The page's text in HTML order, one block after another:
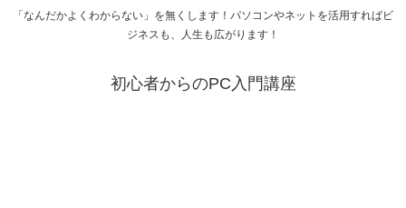
「なんだかよくわからない」を無くします！パソコンやネットを活用すればビ
ジネスも、人生も広がります！
初心者からのPC入門講座